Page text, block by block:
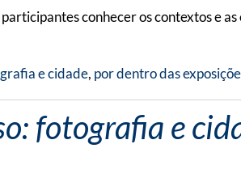
conhecer os contextos e as
e cidade, por dentro das
fotografia e